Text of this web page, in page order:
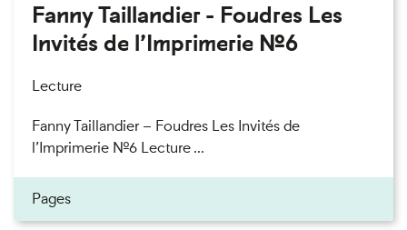
Fanny Taillandier - Foudres Les
Invités de l’Imprimerie n°6
Lecture
Fanny Taillandier – Foudres Les Invités de
l’Imprimerie n°6 Lecture ...
Pages